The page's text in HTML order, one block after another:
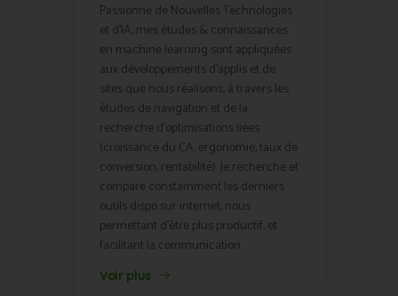
Passionné de Nouvelles Technologies
et d'IA, mes études & connaissances
en machine learning sont appliquées
aux développements d'applis et de
sites que nous réalisons, à travers les
études de navigation et de la
recherche d'optimisations liées
(croissance du CA, ergonomie, taux de
conversion, rentabilité). Je recherche et
compare constamment les derniers
outils dispo sur internet, nous
permettant d'être plus productif, et
facilitant la communication.
Voir plus